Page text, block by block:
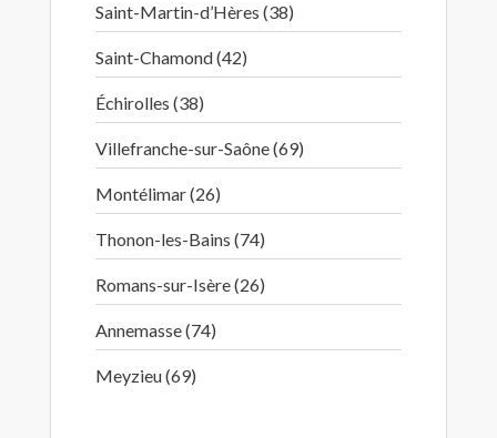
Saint-Martin-d’Hères (38)
Saint-Chamond (42)
Échirolles (38)
Villefranche-sur-Saône (69)
Montélimar (26)
Thonon-les-Bains (74)
Romans-sur-Isère (26)
Annemasse (74)
Meyzieu (69)